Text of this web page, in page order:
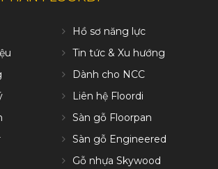
Hồ sơ năng lực
Tin tức & Xu hướng
Dành cho NCC
Liên hệ Floordi
Sàn gỗ Floorpan
Sàn gỗ Engineered
Gỗ nhựa Skywood